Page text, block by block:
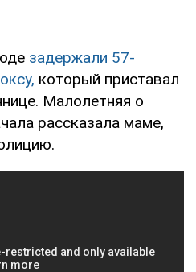
задержали 57-
который приставал
Малолетняя о
рассказала маме,